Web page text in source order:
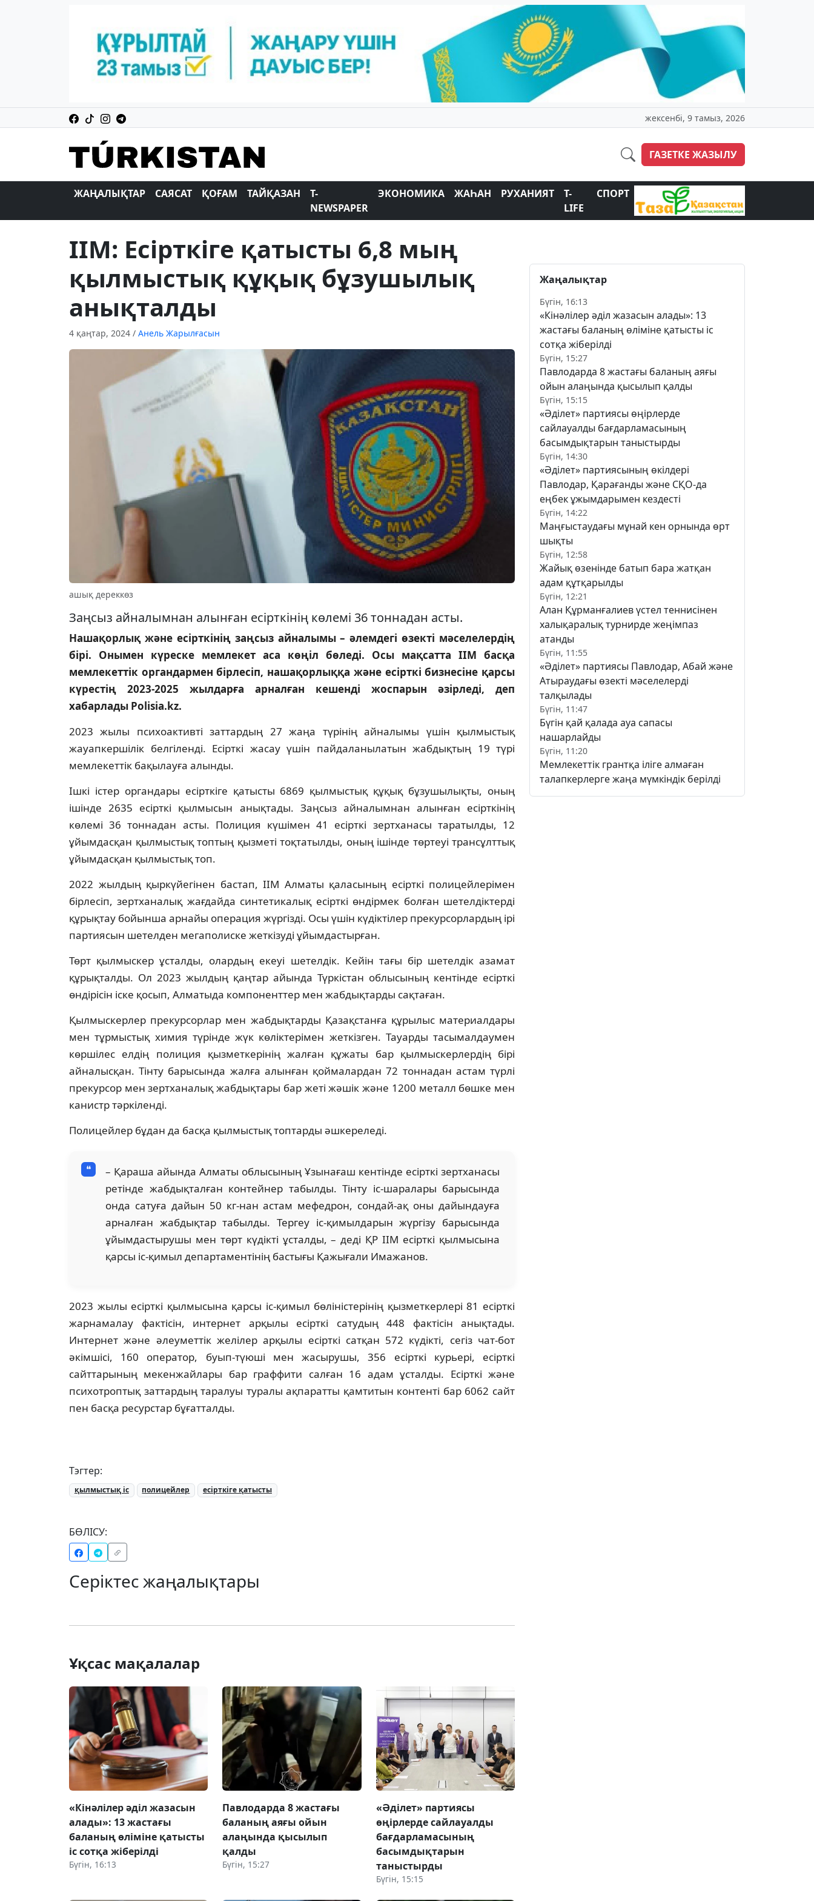
жексенбі, 9 тамыз, 2026
ГАЗЕТКЕ ЖАЗЫЛУ
ЖАҢАЛЫҚТАР САЯСАТ ҚОҒАМ ТАЙҚАЗАН
T-
NEWSPAPER
ЭКОНОМИКА ЖАҺАН РУХАНИЯТ
T-
LIFE
СПОРТ
ІІМ: Есірткіге қатысты 6,8 мың
қылмыстық құқық бұзушылық
анықталды
4 қаңтар, 2024 / Анель Жарылғасын
ашық дереккөз
Заңсыз айналымнан алынған есірткінің көлемі 36 тоннадан асты.
Нашақорлық және есірткінің заңсыз айналымы – әлемдегі өзекті мәселелердің
бірі. Онымен күреске мемлекет аса көңіл бөледі. Осы мақсатта ІІМ басқа
мемлекеттік органдармен бірлесіп, нашақорлыққа және есірткі бизнесіне қарсы
күрестің 2023-2025 жылдарға арналған кешенді жоспарын әзірледі, деп
хабарлады Polisia.kz.
2023 жылы психоактивті заттардың 27 жаңа түрінің айналымы үшін қылмыстық
жауапкершілік белгіленді. Есірткі жасау үшін пайдаланылатын жабдықтың 19 түрі
мемлекеттік бақылауға алынды.
Ішкі істер органдары есірткіге қатысты 6869 қылмыстық құқық бұзушылықты, оның
ішінде 2635 есірткі қылмысын анықтады. Заңсыз айналымнан алынған есірткінің
көлемі 36 тоннадан асты. Полиция күшімен 41 есірткі зертханасы таратылды, 12
ұйымдасқан қылмыстық топтың қызметі тоқтатылды, оның ішінде төртеуі трансұлттық
ұйымдасқан қылмыстық топ.
2022 жылдың қыркүйегінен бастап, ІІМ Алматы қаласының есірткі полицейлерімен
бірлесіп, зертханалық жағдайда синтетикалық есірткі өндірмек болған шетелдіктерді
құрықтау бойынша арнайы операция жүргізді. Осы үшін күдіктілер прекурсорлардың ірі
партиясын шетелден мегаполиске жеткізуді ұйымдастырған.
Төрт қылмыскер ұсталды, олардың екеуі шетелдік. Кейін тағы бір шетелдік азамат
құрықталды. Ол 2023 жылдың қаңтар айында Түркістан облысының кентінде есірткі
өндірісін іске қосып, Алматыда компоненттер мен жабдықтарды сақтаған.
Қылмыскерлер прекурсорлар мен жабдықтарды Қазақстанға құрылыс материалдары
мен тұрмыстық химия түрінде жүк көліктерімен жеткізген. Тауарды тасымалдаумен
көршілес елдің полиция қызметкерінің жалған құжаты бар қылмыскерлердің бірі
айналысқан. Тінту барысында жалға алынған қоймалардан 72 тоннадан астам түрлі
прекурсор мен зертханалық жабдықтары бар жеті жәшік және 1200 металл бөшке мен
канистр тәркіленді.
Полицейлер бұдан да басқа қылмыстық топтарды әшкереледі.
– Қараша айында Алматы облысының Ұзынағаш кентінде есірткі зертханасы
ретінде жабдықталған контейнер табылды. Тінту іс-шаралары барысында
онда сатуға дайын 50 кг-нан астам мефедрон, сондай-ақ оны дайындауға
арналған жабдықтар табылды. Тергеу іс-қимылдарын жүргізу барысында
ұйымдастырушы мен төрт күдікті ұсталды, – деді ҚР ІІМ есірткі қылмысына
қарсы іс-қимыл департаментінің бастығы Қажығали Имажанов.
2023 жылы есірткі қылмысына қарсы іс-қимыл бөліністерінің қызметкерлері 81 есірткі
жарнамалау фактісін, интернет арқылы есірткі сатудың 448 фактісін анықтады.
Интернет және әлеуметтік желілер арқылы есірткі сатқан 572 күдікті, сегіз чат-бот
әкімшісі, 160 оператор, буып-түюші мен жасырушы, 356 есірткі курьері, есірткі
сайттарының мекенжайлары бар граффити салған 16 адам ұсталды. Есірткі және
психотроптық заттардың таралуы туралы ақпаратты қамтитын контенті бар 6062 сайт
пен басқа ресурстар бұғатталды.
Тэгтер:
қылмыстық іс полицейлер есірткіге қатысты
БӨЛІСУ:
Серіктес жаңалықтары
Ұқсас мақалалар
«Кінәлілер әділ жазасын
алады»: 13 жастағы
баланың өліміне қатысты
іс сотқа жіберілді
Бүгін, 16:13
Павлодарда 8 жастағы
баланың аяғы ойын
алаңында қысылып
қалды
Бүгін, 15:27
«Әділет» партиясы
өңірлерде сайлауалды
бағдарламасының
басымдықтарын
таныстырды
Бүгін, 15:15
Жаңалықтар
Бүгін, 16:13
«Кінәлілер әділ жазасын алады»: 13
жастағы баланың өліміне қатысты іс
сотқа жіберілді
Бүгін, 15:27
Павлодарда 8 жастағы баланың аяғы
ойын алаңында қысылып қалды
Бүгін, 15:15
«Әділет» партиясы өңірлерде
сайлауалды бағдарламасының
басымдықтарын таныстырды
Бүгін, 14:30
«Әділет» партиясының өкілдері
Павлодар, Қарағанды және СҚО-да
еңбек ұжымдарымен кездесті
Бүгін, 14:22
Маңғыстаудағы мұнай кен орнында өрт
шықты
Бүгін, 12:58
Жайық өзенінде батып бара жатқан
адам құтқарылды
Бүгін, 12:21
Алан Құрманғалиев үстел теннисінен
халықаралық турнирде жеңімпаз
атанды
Бүгін, 11:55
«Әділет» партиясы Павлодар, Абай және
Атыраудағы өзекті мәселелерді
талқылады
Бүгін, 11:47
Бүгін қай қалада ауа сапасы
нашарлайды
Бүгін, 11:20
Мемлекеттік грантқа іліге алмаған
талапкерлерге жаңа мүмкіндік берілді